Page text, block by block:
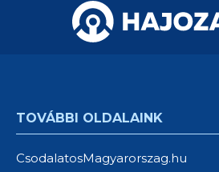
TOVÁBBI OLDALAINK
CsodalatosMagyarorszag.hu